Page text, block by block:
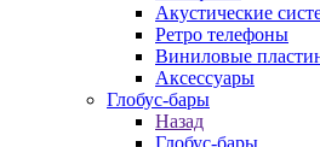
Акустические
Ретро телефоны
Виниловые
Аксессуары
Глобус-бары
Назад
Глобус-бары